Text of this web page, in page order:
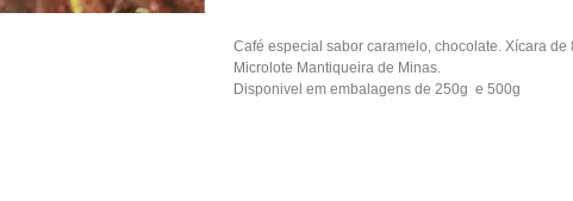
Café especial sabor caramelo, chocolate. Xícara de
Microlote Mantiqueira de Minas.
Disponivel em embalagens de 250g e 500g